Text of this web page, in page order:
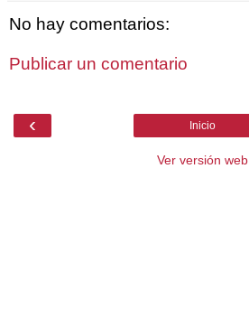
No hay comentarios:
Publicar un comentario
‹ Inicio
Ver versión web